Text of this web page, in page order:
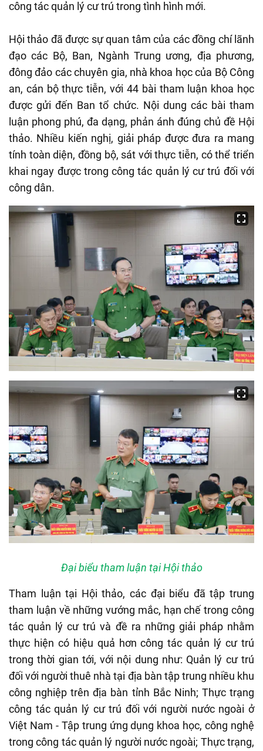
công tác quản lý cư trú trong tình hình mới.
Hội thảo đã được sự quan tâm của các đồng chí lãnh
đạo các Bộ, Ban, Ngành Trung ương, địa phương,
đông đảo các chuyên gia, nhà khoa học của Bộ Công
an, cán bộ thực tiễn, với 44 bài tham luận khoa học
được gửi đến Ban tổ chức. Nội dung các bài tham
luận phong phú, đa dạng, phản ánh đúng chủ đề Hội
thảo. Nhiều kiến nghị, giải pháp được đưa ra mang
tính toàn diện, đồng bộ, sát với thực tiễn, có thể triển
khai ngay được trong công tác quản lý cư trú đối với
công dân.
Đại biểu tham luận tại Hội thảo
Tham luận tại Hội thảo, các đại biểu đã tập trung
tham luận về những vướng mắc, hạn chế trong công
tác quản lý cư trú và đề ra những giải pháp nhằm
thực hiện có hiệu quả hơn công tác quản lý cư trú
trong thời gian tới, với nội dung như: Quản lý cư trú
đối với người thuê nhà tại địa bàn tập trung nhiều khu
công nghiệp trên địa bàn tỉnh Bắc Ninh; Thực trạng
công tác quản lý cư trú đối với người nước ngoài ở
Việt Nam - Tập trung ứng dụng khoa học, công nghệ
trong công tác quản lý người nước ngoài; Thực trạng,